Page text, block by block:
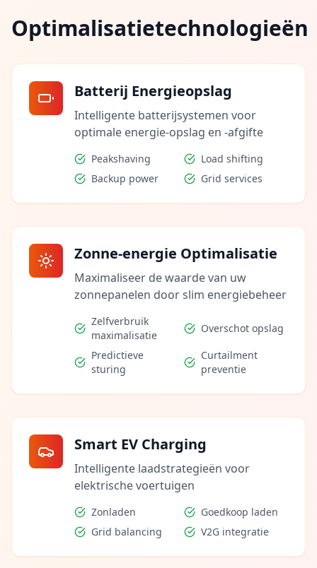
Optimalisatietechnologieën
Batterij Energieopslag
Intelligente batterijsystemen voor
optimale energie-opslag en -afgifte
Peakshaving
Load shifting
Backup power
Grid services
Zonne-energie Optimalisatie
Maximaliseer de waarde van uw
zonnepanelen door slim energiebeheer
Zelfverbruik
maximalisatie
Overschot opslag
Predictieve
sturing
Curtailment
preventie
Smart EV Charging
Intelligente laadstrategieën voor
elektrische voertuigen
Zonladen
Goedkoop laden
Grid balancing
V2G integratie